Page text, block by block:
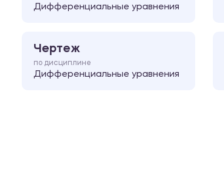
Дифференциальные уравнения
Чертеж
по дисциплине
Дифференциальные уравнения